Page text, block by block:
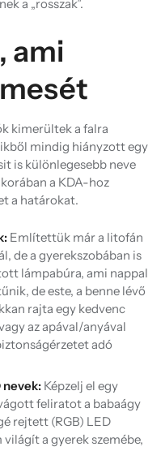
a „rosszak”.
ami
kimerültek a falra
mindig hiányzott egy
is különlegesebb neve
a KDA-hoz
a határokat.
Említettük már a litofán
de a gyerekszobában is
lámpabúra, ami nappal
de este, a benne lévő
rajta egy kedvenc
az apával/anyával
adó
nevek: Képzelj el egy
feliratot a babaágy
rejtett (RGB) LED
a gyerek szemébe,